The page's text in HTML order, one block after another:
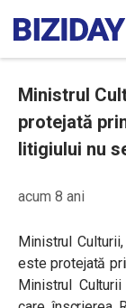
Ministrul
protejată
litigiului nu
acum 8 ani
Ministrul
este protejată
Ministrul